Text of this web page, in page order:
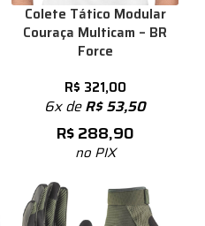
Colete Tático Modular
Couraça Multicam – BR
Force
R$ 321,00
6x deR$53,50
R$288,90
no PIX